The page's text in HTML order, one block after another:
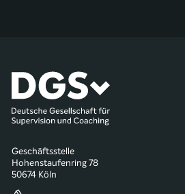
Geschäftsstelle
Hohenstaufenring 78
50674 Köln